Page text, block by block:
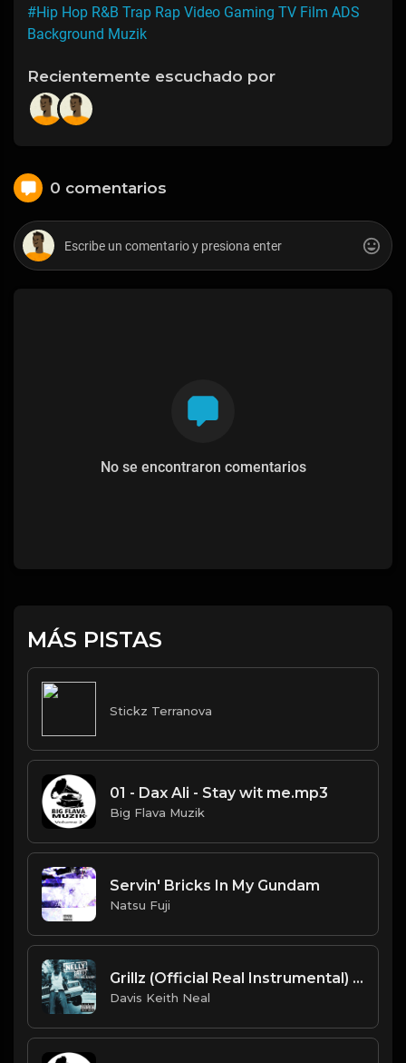
#Hip Hop R&B Trap Rap Video Gaming TV Film ADS
Background Muzik
Recientemente escuchado por
0 comentarios
No se encontraron comentarios
MÁS PISTAS
Stickz Terranova
01 - Dax Ali - Stay wit me.mp3
Big Flava Muzik
Servin' Bricks In My Gundam
Natsu Fuji
Grillz (Official Real Instrumental) (Reprod. by ASTROSTAR & Trap H-Town Beats) - Nelly, Paul Wall, Ali & Gipp
Davis Keith Neal